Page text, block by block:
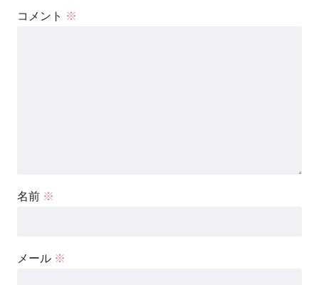
コメント ※
名前 ※
メール ※